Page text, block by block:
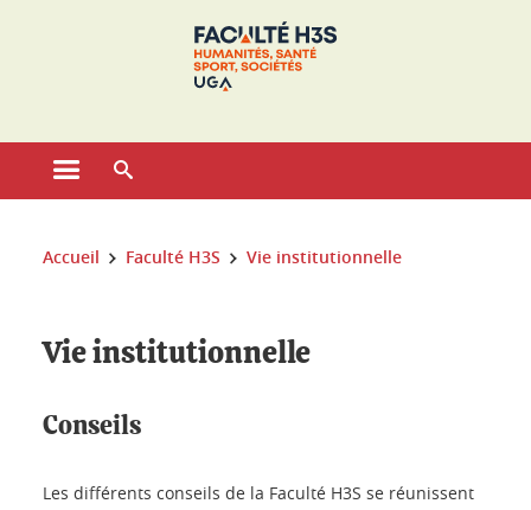
Ouvrir le menu principal
Vous êtes ici :
Accueil Faculté H3S Vie institutionnelle
Vie institutionnelle
Conseils
Les différents conseils de la Faculté H3S se réunissent